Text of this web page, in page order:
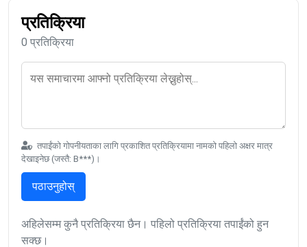
प्रतिक्रिया
0 प्रतिक्रिया
तपाईंको गोपनीयताका लागि प्रकाशित प्रतिक्रियामा नामको पहिलो अक्षर मात्र
देखाइनेछ (जस्तै: B***)।
पठाउनुहोस्
अहिलेसम्म कुनै प्रतिक्रिया छैन। पहिलो प्रतिक्रिया तपाईंको हुन
सक्छ।